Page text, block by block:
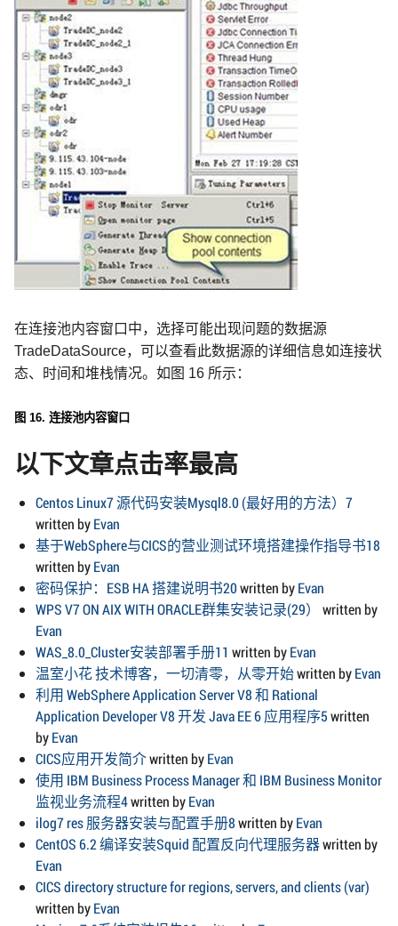
在连接池内容窗口中，选择可能出现问题的数据源
TradeDataSource，可以查看此数据源的详细信息如连接状
态、时间和堆栈情况。如图 16 所示：
图 16. 连接池内容窗口
以下文章点击率最高
Centos Linux7 源代码安装Mysql8.0 (最好用的方法）7
written byEvan
基于WebSphere与CICS的营业测试环境搭建操作指导书18
written byEvan
密码保护：ESB HA 搭建说明书20written byEvan
WPS V7 ON AIX WITH ORACLE群集安装记录(29）
written by
Evan
WAS_8.0_Cluster安装部署手册11 written byEvan
温室小花 技术博客，一切清零，从零开始written byEvan
利用 WebSphere Application Server V8 和 Rational
Application Developer V8 开发 Java EE 6 应用程序5written
byEvan
CICS应用开发简介written byEvan
使用 IBM Business Process Manager 和 IBM Business Monitor
监视业务流程4written byEvan
ilog7 res 服务器安装与配置手册8written byEvan
CentOS 6.2 编译安装Squid 配置反向代理服务器written by
Evan
CICS directory structure for regions, servers, and clients (var)
written byEvan